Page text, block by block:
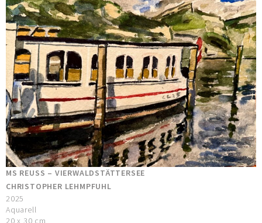
MS REUSS – VIERWALDSTÄTTERSEE
CHRISTOPHER LEHMPFUHL
2025
Aquarell
20 x 30 cm